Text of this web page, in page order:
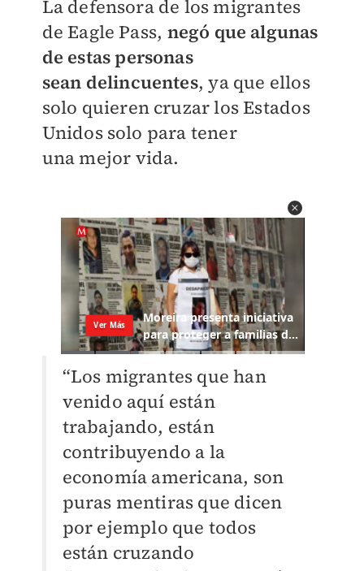
La defensora de los migrantes
de Eagle Pass, negó que algunas
de estas personas
sean delincuentes, ya que ellos
solo quieren cruzar los Estados
Unidos solo para tener
unamejor vida.
“Los migrantes que han
venido aquí están
trabajando, están
contribuyendo a la
economía americana, son
puras mentiras que dicen
por ejemplo que todos
están cruzando